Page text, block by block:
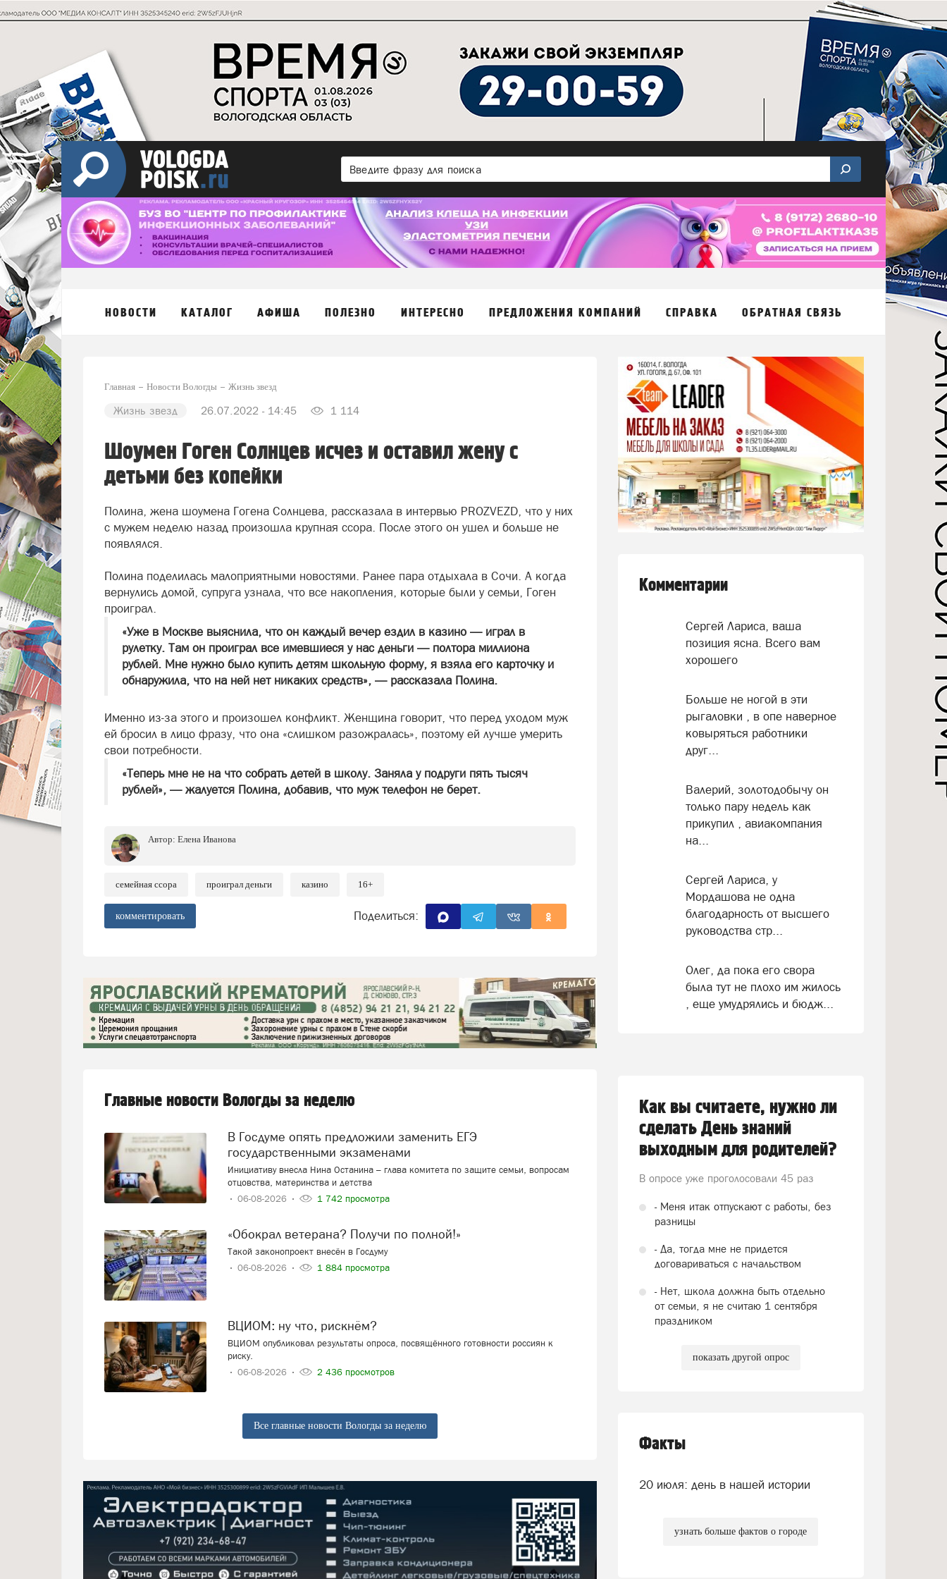
НОВОСТИ КАТАЛОГ АФИША ПОЛЕЗНО ИНТЕРЕСНО ПРЕДЛОЖЕНИЯ КОМПАНИЙ СПРАВКА ОБРАТНАЯ СВЯЗЬ
Главная Новости Вологды Жизнь звезд
Жизнь звезд 26.07.2022 - 14:45 1 114
Шоумен Гоген Солнцев исчез и оставил жену с
детьми без копейки
Полина, жена шоумена Гогена Солнцева, рассказала в интервью PROZVEZD, что у них
с мужем неделю назад произошла крупная ссора. После этого он ушел и больше не
появлялся.
Полина поделилась малоприятными новостями. Ранее пара отдыхала в Сочи. А когда
вернулись домой, супруга узнала, что все накопления, которые были у семьи, Гоген
проиграл.
«Уже в Москве выяснила, что он каждый вечер ездил в казино — играл в
рулетку. Там он проиграл все имевшиеся у нас деньги — полтора миллиона
рублей. Мне нужно было купить детям школьную форму, я взяла его карточку и
обнаружила, что на ней нет никаких средств», — рассказала Полина.
Именно из-за этого и произошел конфликт. Женщина говорит, что перед уходом муж
ей бросил в лицо фразу, что она «слишком разожралась», поэтому ей лучше умерить
свои потребности.
«Теперь мне не на что собрать детей в школу. Заняла у подруги пять тысяч
рублей», — жалуется Полина, добавив, что муж телефон не берет.
Автор: Елена Иванова
семейная ссора проиграл деньги казино 16+
комментировать Поделиться:
Главные новости Вологды за неделю
В Госдуме опять предложили заменить ЕГЭ
государственными экзаменами
Инициативу внесла Нина Останина – глава комитета по защите семьи, вопросам
отцовства, материнства и детства
06-08-2026
1 742 просмотра
«Обокрал ветерана? Получи по полной!»
Такой законопроект внесён в Госдуму
06-08-2026
1 884 просмотра
ВЦИОМ: ну что, рискнём?
ВЦИОМ опубликовал результаты опроса, посвящённого готовности россиян к
риску.
06-08-2026
2 436 просмотров
Все главные новости Вологды за неделю
Комментарии
Сергей Лариса, ваша
позиция ясна. Всего вам
хорошего
Больше не ногой в эти
рыгаловки , в опе наверное
ковыряться работники
друг...
Валерий, золотодобычу он
только пару недель как
прикупил , авиакомпания
на...
Сергей Лариса, у
Мордашова не одна
благодарность от высшего
руководства стр...
Олег, да пока его свора
была тут не плохо им жилось
, еще умудрялись и бюдж...
Как вы считаете, нужно ли
сделать День знаний
выходным для родителей?
В опросе уже проголосовали 45 раз
- Меня итак отпускают с работы, без
разницы
- Да, тогда мне не придется
договариваться с начальством
- Нет, школа должна быть отдельно
от семьи, я не считаю 1 сентября
праздником
показать другой опрос
Факты
20 июля: день в нашей истории
узнать больше фактов о городе